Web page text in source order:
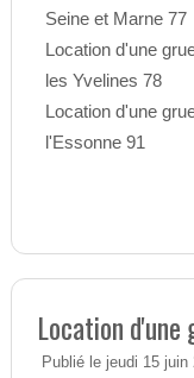
Seine et Marne 77
Location d'une
les Yvelines 78
Location d'une
l'Essonne 91
Location
Publié le jeudi 15 juin